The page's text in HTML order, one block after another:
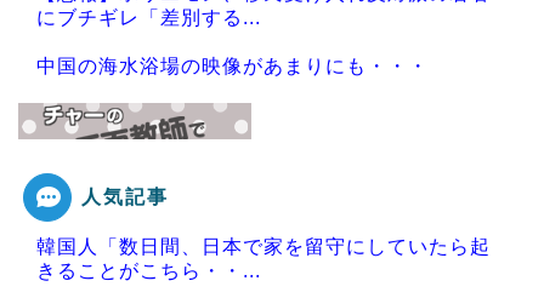
にブチギレ「差別する...
中国の海水浴場の映像があまりにも・・・
Powered by livedoor 相互RSS
人気記事
韓国人「数日間、日本で家を留守にしていたら起
きることがこちら・・...